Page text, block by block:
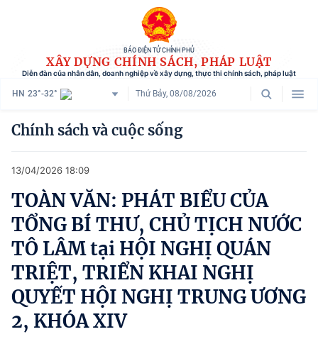
BÁO ĐIỆN TỬ CHÍNH PHỦ
XÂY DỰNG CHÍNH SÁCH, PHÁP LUẬT
Diễn đàn của nhân dân, doanh nghiệp về xây dựng, thực thi chính sách, pháp luật
HN 23°-32° Thứ Bảy, 08/08/2026
Danh mục
Tham vấn chính sách
Người dân góp ý
Doanh nghiệp hiến kế
Chính sách và cuộc sống
Hướng dẫn thực hiện chính sách
Chính sách và cuộc sống
13/04/2026 18:09
TOÀN VĂN: PHÁT BIỂU CỦA
TỔNG BÍ THƯ, CHỦ TỊCH NƯỚC
TÔ LÂM tại HỘI NGHỊ QUÁN
TRIỆT, TRIỂN KHAI NGHỊ
QUYẾT HỘI NGHỊ TRUNG ƯƠNG
2, KHÓA XIV